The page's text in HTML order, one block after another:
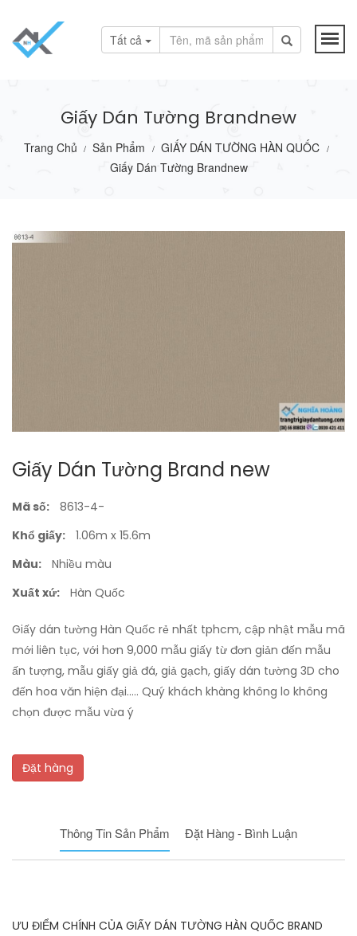
Tất cả
Giấy Dán Tường Brandnew
Trang Chủ / Sản Phẩm / GIẤY DÁN TƯỜNG HÀN QUỐC /
Giấy Dán Tường Brandnew
Giấy Dán Tường Brand new
Mã số:
8613-4-
Khổ giấy:
1.06m x 15.6m
Màu:
Nhiều màu
Xuất xứ:
Hàn Quốc
Giấy dán tường Hàn Quốc rẻ nhất tphcm, cập nhật mẫu mã
mới liên tục, với hơn 9,000 mẫu giấy từ đơn giản đến mẫu
ấn tượng, mẫu giấy giả đá, giả gạch, giấy dán tường 3D cho
đến hoa văn hiện đại..... Quý khách khàng không lo không
chọn được mẫu vừa ý
Đặt hàng
Thông Tin Sản Phẩm Đặt Hàng - Bình Luận
ƯU ĐIỂM CHÍNH CỦA GIẤY DÁN TƯỜNG HÀN QUỐC BRAND